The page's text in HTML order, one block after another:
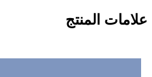
علامات المنتج